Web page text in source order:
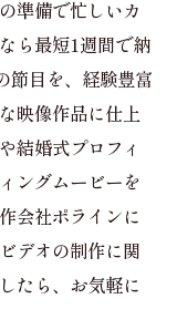
準備で忙しいカ
ら最短1週間で納
節目を、経験豊富
映像作品に仕上
結婚式プロフィ
ングムービーを
会社ポラインに
デオの制作に関
たら、お気軽に